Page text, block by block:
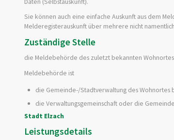
Sie können auch eine einfache Auskunft aus dem
Melderegisterauskunft über mehrere nicht
Zuständige Stelle
die Meldebehörde des zuletzt bekannten
Meldebehörde ist
die Gemeinde-/Stadtverwaltung des Wohnortes
die Verwaltungsgemeinschaft oder die
Stadt Elzach
Leistungsdetails